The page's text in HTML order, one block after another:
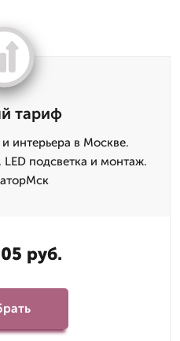
тариф
интерьера в Москве.
LED подсветка и монтаж.
руб.